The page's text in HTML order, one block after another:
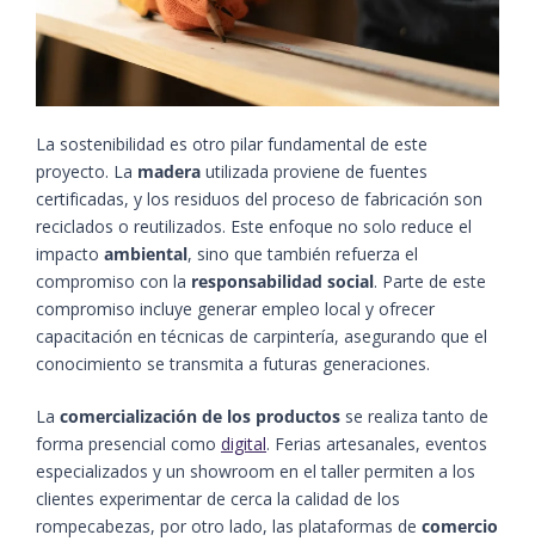
La sostenibilidad es otro pilar fundamental de este
proyecto. La madera utilizada proviene de fuentes
certificadas, y los residuos del proceso de fabricación son
reciclados o reutilizados. Este enfoque no solo reduce el
impacto ambiental, sino que también refuerza el
compromiso con la responsabilidad social. Parte de este
compromiso incluye generar empleo local y ofrecer
capacitación en técnicas de carpintería, asegurando que el
conocimiento se transmita a futuras generaciones.
La comercialización de los productos se realiza tanto de
forma presencial como digital. Ferias artesanales, eventos
especializados y un showroom en el taller permiten a los
clientes experimentar de cerca la calidad de los
rompecabezas, por otro lado, las plataformas de comercio